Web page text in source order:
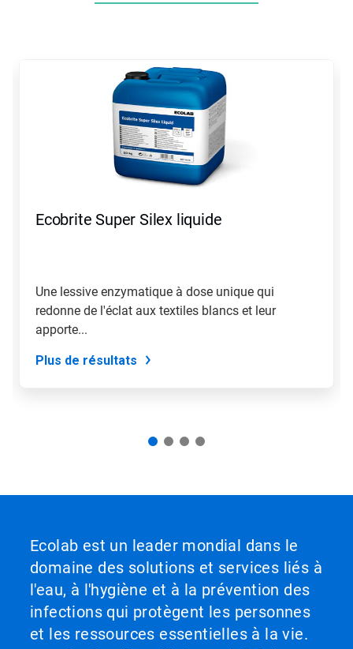
Ecobrite Super Silex liquide
Une lessive enzymatique à dose unique qui
redonne de l'éclat aux textiles blancs et leur
apporte...
Plus de résultats
Ecolab est un leader mondial dans le
domaine des solutions et services liés à
l'eau, à l'hygiène et à la prévention des
infections qui protègent les personnes
et les ressources essentielles à la vie.